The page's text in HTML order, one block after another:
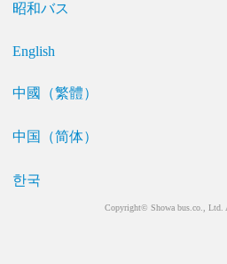
昭和バス
English
中國（繁體）
中国（简体）
한국
Copyright© Showa bus.co., Ltd.